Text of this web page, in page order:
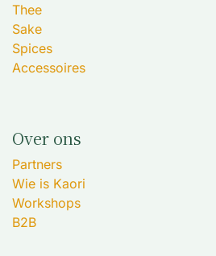
Thee
Sake
Spices
Accessoires
Over ons
Partners
Wie is Kaori
Workshops
B2B